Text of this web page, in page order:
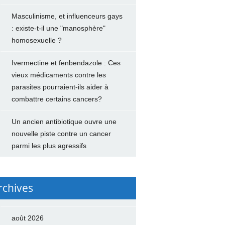
Masculinisme, et influenceurs gays
: existe-t-il une "manosphère"
homosexuelle ?
Ivermectine et fenbendazole : Ces
vieux médicaments contre les
parasites pourraient-ils aider à
combattre certains cancers?
Un ancien antibiotique ouvre une
nouvelle piste contre un cancer
parmi les plus agressifs
août 2026